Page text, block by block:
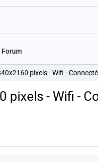
Forum
pixels - Wifi -
pixels - Wifi -